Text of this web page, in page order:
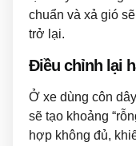
chuẩn và xả gió
trở lại.
Điều chỉnh lại
Ở xe dùng côn
sẽ tạo khoảng
hợp không đủ,